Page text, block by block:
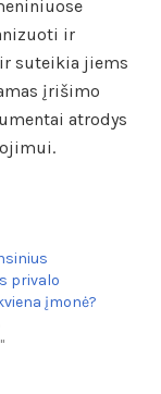
ir
suteikia jiems
įrišimo
atrodys
privalo
įmonė?